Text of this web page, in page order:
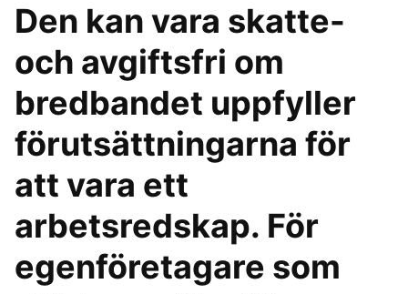
Den kan vara skatte-
och avgiftsfri om
bredbandet uppfyller
förutsättningarna för
att vara ett
arbetsredskap. För
egenföretagare som